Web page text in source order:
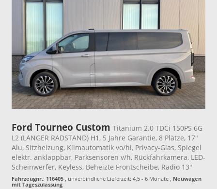
Ford Tourneo Custom Titanium 2.0 TDCi 150PS 6G
L2 (LANGER RADSTAND) H1, 5 Jahre Garantie, 8 Plätze, 17"
Alu, Sitzheizung, Klimautomatik vo/hi, Privacy-Glas, Spiegel
elektr. anklappbar, Parksensoren v/h, Rückfahrkamera, LED-
Scheinwerfer, Keyless, Beheizte Frontscheibe, Radio 13"
Fahrzeugnr.: 116405 , unverbindliche Lieferzeit: 4,5 - 6 Monate , Neuwagen
mit Tageszulassung